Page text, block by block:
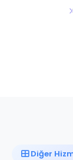
Diğer